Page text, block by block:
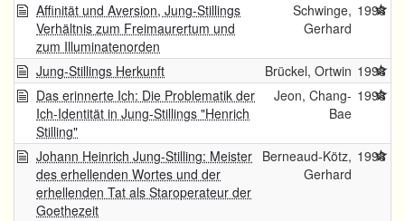
Affinität und Aversion, Jung-Stillings
Verhältnis zum Freimaurertum und
zum Illuminatenorden
Schwinge,
Gerhard
1998
Jung-Stillings Herkunft Brückel, Ortwin 1998
Das erinnerte Ich: Die Problematik der
Ich-Identität in Jung-Stillings "Henrich
Stilling"
Jeon, Chang-
Bae
1998
Johann Heinrich Jung-Stilling: Meister
des erhellenden Wortes und der
erhellenden Tat als Staroperateur der
Goethezeit
Berneaud-Kötz,
Gerhard
1998